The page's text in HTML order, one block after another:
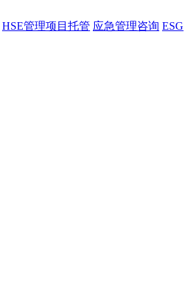
HSE管理项目托管 应急管理咨询 ESG